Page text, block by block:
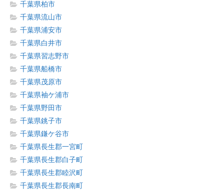
千葉県柏市
千葉県流山市
千葉県浦安市
千葉県白井市
千葉県習志野市
千葉県船橋市
千葉県茂原市
千葉県袖ケ浦市
千葉県野田市
千葉県銚子市
千葉県鎌ケ谷市
千葉県長生郡一宮町
千葉県長生郡白子町
千葉県長生郡睦沢町
千葉県長生郡長南町